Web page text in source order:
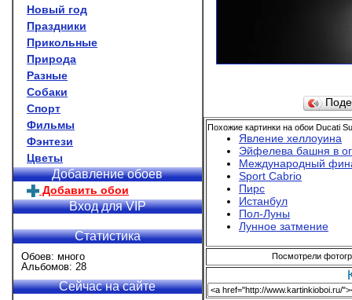
Новый год
Праздники
Прикольные
Природа
Разные
Собаки
Спорт
Фильмы
Фэнтези
Цветы
Добавление обоев
Добавить обои
Вход для VIP
Статистика
Обоев: много
Альбомов: 28
Сейчас на сайте
Похожие картинки на обои Ducati
Явление хеллоуина
Эйфелева башня в
Международный
Sport Cabrio
Пирс
Истанбул
Пол-Луны
Лунное затмение
Посмотрели